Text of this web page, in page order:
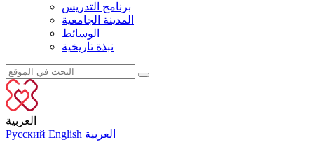
برنامج التدريس
المدينة الجامعية
الوسائط
نبذة تاريخية
العربية
Русский English العربية